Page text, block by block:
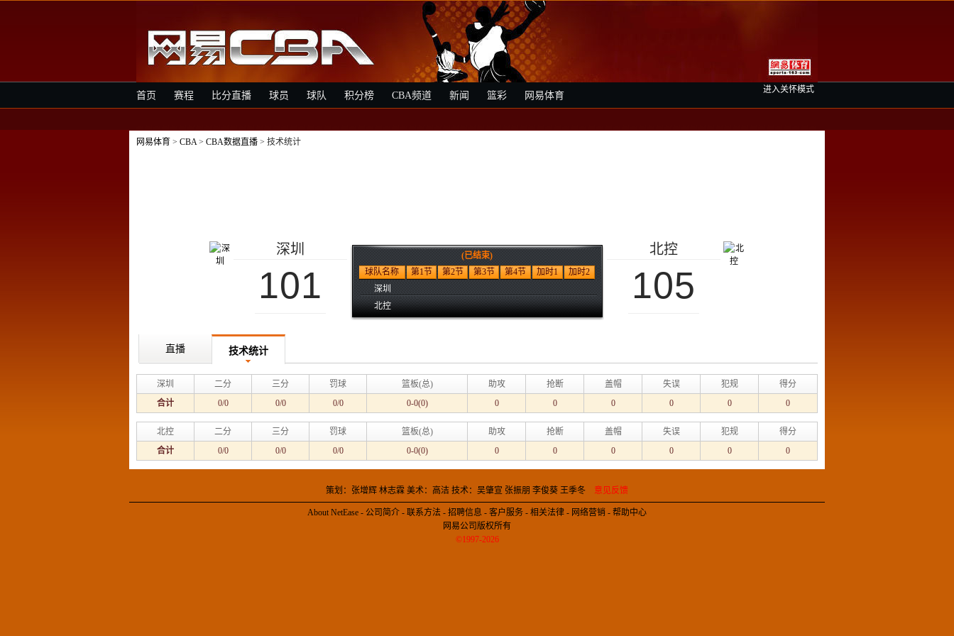
进入关怀模式
首页 赛程 比分直播 球员 球队 积分榜 CBA频道 新闻 篮彩 网易体育
网易体育 > CBA> CBA数据直播 > 技术统计
深圳
101
(已结束)
球队名称
第1节 第2节 第3节 第4节 加时1
加时2
深圳
北控
北控
105
直播 技术统计
深圳 二分 三分 罚球 篮板(总) 助攻 抢断 盖帽 失误 犯规
得分
合计
0/0 0/0 0/0 0-0(0) 0 0 0 0 0 0
北控 二分 三分 罚球 篮板(总) 助攻 抢断 盖帽 失误 犯规
得分
合计
0/0 0/0 0/0 0-0(0) 0 0 0 0 0 0
策划：张增辉 林志霖 美术：高洁 技术：吴肇宣 张振朋 李俊葵 王季冬 意见反馈
About NetEase - 公司简介 - 联系方法 - 招聘信息 - 客户服务 - 相关法律 - 网络营销 - 帮助中心
网易公司版权所有
©1997-2026